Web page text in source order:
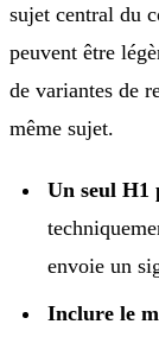
sujet central du
peuvent être
de variantes de
même sujet.
Un seul H1
envoie un
Inclure le